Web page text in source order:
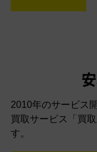
2010年のサービス
買取サービス「買
す。